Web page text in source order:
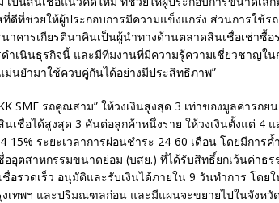
ดีที่ช่วยให้ผู้ประกอบการมีความแข็งแกร่ง ส่วนการใช้ร
าคารเกียรตินาคินเป็นผู้นำทางด้านตลาดสินเชื่อเช่าซื้อ
ำเนินธุรกิจนี้ และมีทีมงานที่มีความรู้ความเชี่ยวชาญใ
นยำมาใช้ควบคู่กันได้อย่างมีประสิทธิภาพ”
SME รถคูณสาม” ให้วงเงินสูงสุด 3 เท่าของมูลค่ารถ
เชื่อได้สูงสุด 3 คันต่อลูกค้าหนึ่งราย ให้วงเงินตั้งแต่ 4
15% ระยะเวลาการผ่อนชำระ 24-60 เดือน โดยมีการค้
ออุตสาหกรรมขนาดย่อม (บสย.) ที่ได้รับสิทธิ์ยกเว้นค่า
อรวดเร็ว อนุมัติและรับเงินได้ภายใน 9 วันทำการ โดย
เทพฯ และปริมณฑลก่อน และมีแผนจะขยายไปในจังหวั